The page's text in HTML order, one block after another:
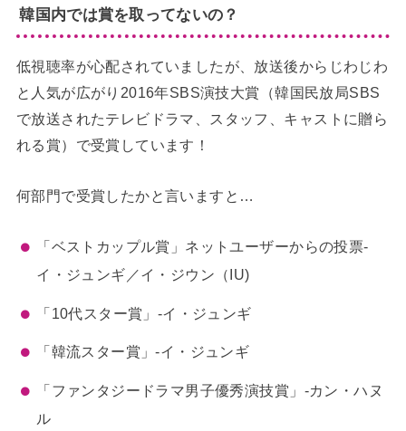
韓国内では賞を取ってないの？
低視聴率が心配されていましたが、放送後からじわじわ
と人気が広がり2016年SBS演技大賞（韓国民放局SBS
で放送されたテレビドラマ、スタッフ、キャストに贈ら
れる賞）で受賞しています！
何部門で受賞したかと言いますと…
「ベストカップル賞」ネットユーザーからの投票-
イ・ジュンギ／イ・ジウン（IU)
「10代スター賞」-イ・ジュンギ
「韓流スター賞」-イ・ジュンギ
「ファンタジードラマ男子優秀演技賞」-カン・ハヌ
ル